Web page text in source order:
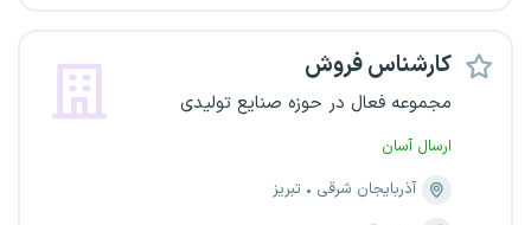
کارشناس فروش
مجموعه فعال در حوزه صنایع تولیدی
ارسال آسان
آذربایجان شرقی
تبریز